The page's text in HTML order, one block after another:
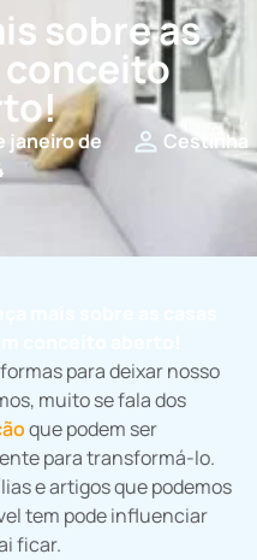
sobre as
conceito
janeiro de
Cestinha
para deixar nosso
muito se fala dos
que podem ser
para transformá-lo.
e artigos que podemos
tem pode influenciar
ficar.